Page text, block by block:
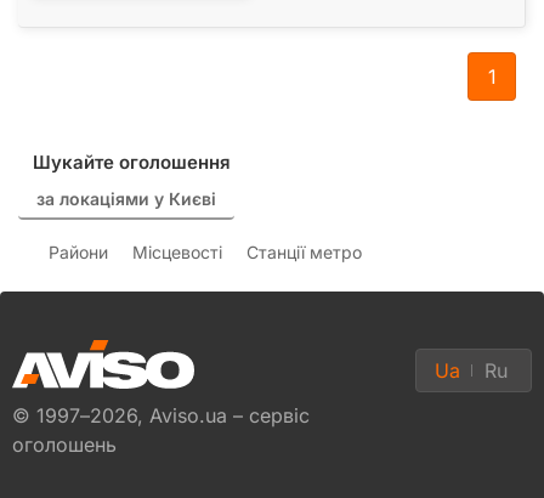
1
Шукайте оголошення
за локаціями у Києві
Райони Місцевості Станції метро
© 1997–2026, Aviso.ua – сервіс
оголошень
Ua Ru